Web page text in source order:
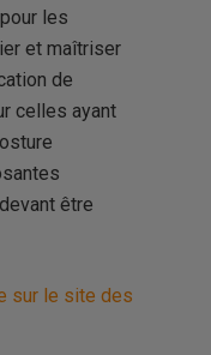
les
et maîtriser
de
celles ayant
être
sur le site des